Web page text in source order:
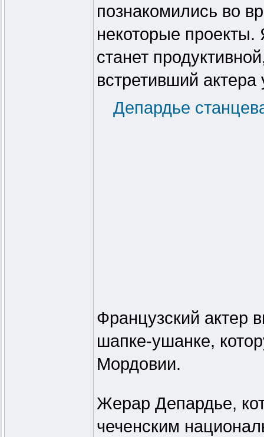
познакомились во
некоторые
станет
встретивший
Депардье
Французский актер
шапке-ушанке,
Мордовии.
Жерар Депардье,
чеченским